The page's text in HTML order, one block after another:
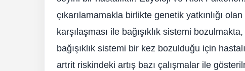
çıkarılamamakla birlikte genetik yatkınlığı
karşılaşması ile bağışıklık sistemi
bağışıklık sistemi bir kez bozulduğu için
artrit riskindeki artış bazı çalışmalar ile